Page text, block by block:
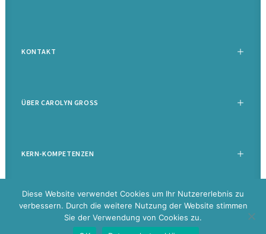
KONTAKT
ÜBER CAROLYN GROSS
KERN-KOMPETENZEN
2026 Carolyn Groß |Datenschutz|Impressum|Disclaimer
Diese Website verwendet Cookies um Ihr Nutzererlebnis zu
verbessern. Durch die weitere Nutzung der Website stimmen
Sie der Verwendung von Cookies zu.